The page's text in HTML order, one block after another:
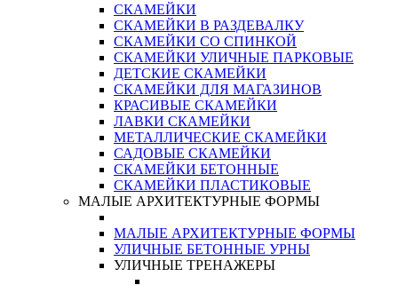
СКАМЕЙКИ
СКАМЕЙКИ В РАЗДЕВАЛКУ
СКАМЕЙКИ СО СПИНКОЙ
СКАМЕЙКИ УЛИЧНЫЕ ПАРКОВЫЕ
ДЕТСКИЕ СКАМЕЙКИ
СКАМЕЙКИ ДЛЯ МАГАЗИНОВ
КРАСИВЫЕ СКАМЕЙКИ
ЛАВКИ СКАМЕЙКИ
МЕТАЛЛИЧЕСКИЕ СКАМЕЙКИ
САДОВЫЕ СКАМЕЙКИ
СКАМЕЙКИ БЕТОННЫЕ
СКАМЕЙКИ ПЛАСТИКОВЫЕ
МАЛЫЕ АРХИТЕКТУРНЫЕ ФОРМЫ
МАЛЫЕ АРХИТЕКТУРНЫЕ ФОРМЫ
УЛИЧНЫЕ БЕТОННЫЕ УРНЫ
УЛИЧНЫЕ ТРЕНАЖЕРЫ